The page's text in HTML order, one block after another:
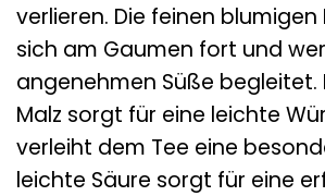
verlieren. Die feinen
sich am Gaumen fort und
angenehmen Süße begleitet.
Malz sorgt für eine leichte
verleiht dem Tee eine
leichte Säure sorgt für eine